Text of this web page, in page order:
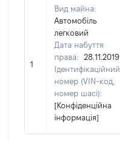
1
Вид майна:
Автомобіль
легковий
Дата набуття
права:
28.11.2019
Ідентифікаційний
номер (VIN-код,
номер шасі):
[Конфіденційна
інформація]